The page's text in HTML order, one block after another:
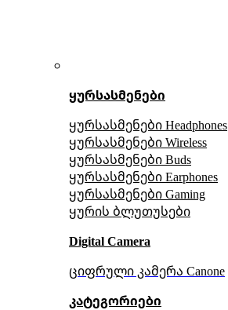
ყურსასმენები
ყურსასმენები Headphones
ყურსასმენები Wireless
ყურსასმენები Buds
ყურსასმენები Earphones
ყურსასმენები Gaming
ყურის ბლუთუსები
Digital Camera
ციფრული კამერა Сanone
კატეგორიები